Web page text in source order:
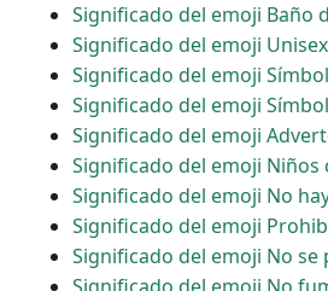
Significado del emoji Baño
Significado del emoji Unisex
Significado del emoji
Significado del emoji
Significado del emoji
Significado del emoji Niños
Significado del emoji No
Significado del emoji
Significado del emoji No